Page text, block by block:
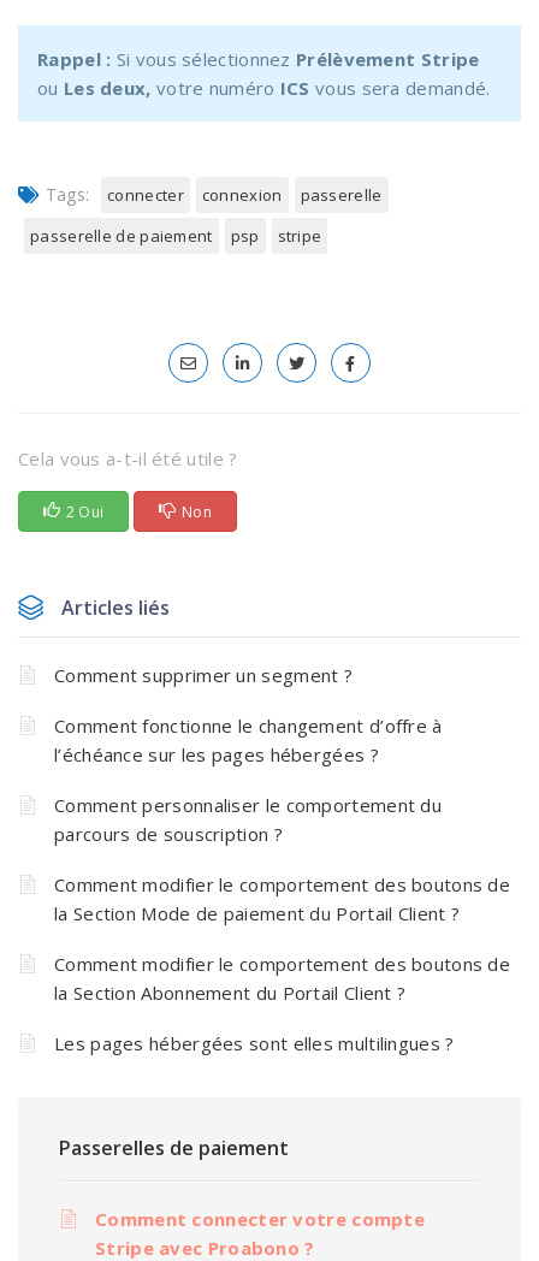
Rappel : Si vous sélectionnez Prélèvement Stripe
ou Les deux, votre numéro ICSvous sera demandé.
Tags: connecter connexion
passerelle
passerelle de paiement
psp stripe
Cela vous a-t-il été utile ?
2 Oui Non
Articles liés
Comment supprimer un segment ?
Comment fonctionne le changement d’offre à
l’échéance sur les pages hébergées ?
Comment personnaliser le comportement du
parcours de souscription ?
Comment modifier le comportement des boutons de
la Section Mode de paiement du Portail Client ?
Comment modifier le comportement des boutons de
la Section Abonnement du Portail Client ?
Les pages hébergées sont elles multilingues ?
Passerelles de paiement
Comment connecter votre compte
Stripe avec Proabono ?